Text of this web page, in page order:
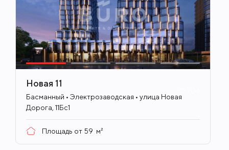
Новая 11
Басманный • Электрозаводская • улица Новая
Дорога, 11Бс1
Площадь от 59 м²